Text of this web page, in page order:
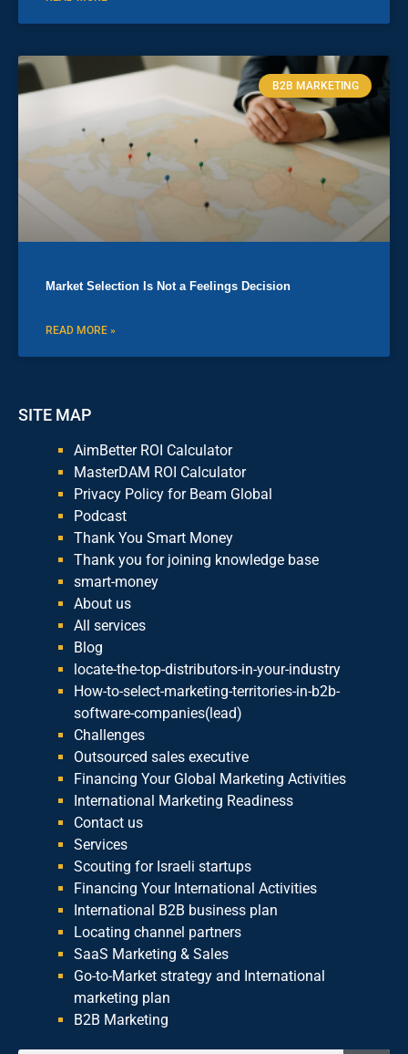
B2B MARKETING
Market Selection Is Not a Feelings Decision
READ MORE »
SITE MAP
AimBetter ROI Calculator
MasterDAM ROI Calculator
Privacy Policy for Beam Global
Podcast
Thank You Smart Money
Thank you for joining knowledge base
smart-money
About us
All services
Blog
locate-the-top-distributors-in-your-industry
How-to-select-marketing-territories-in-b2b-
software-companies(lead)
Challenges
Outsourced sales executive
Financing Your Global Marketing Activities
International Marketing Readiness
Contact us
Services
Scouting for Israeli startups
Financing Your International Activities
International B2B business plan
Locating channel partners
SaaS Marketing & Sales
Go-to-Market strategy and International
marketing plan
B2B Marketing